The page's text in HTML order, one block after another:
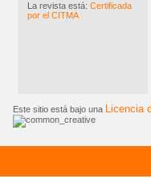
La revista está: Certificada
por el CITMA
Este sitio está bajo una Licencia